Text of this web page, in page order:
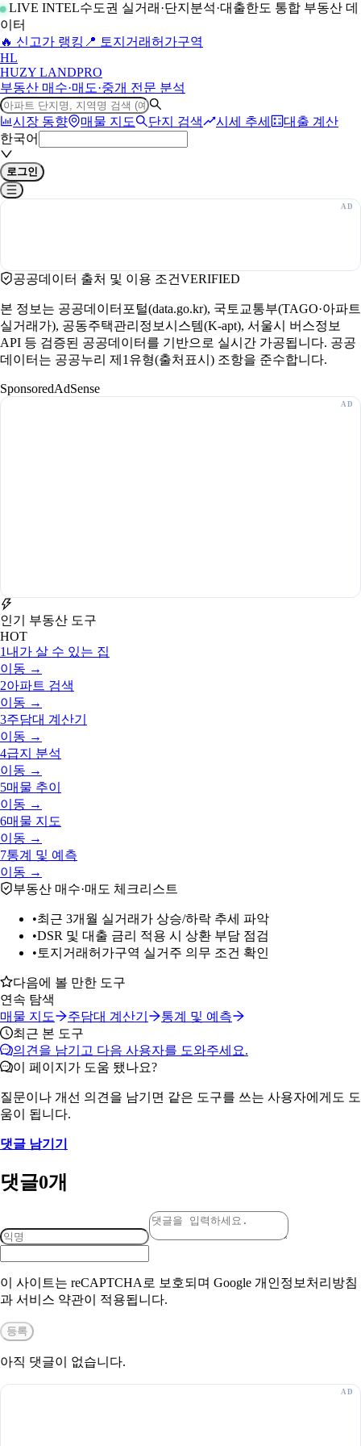
LIVE INTEL수도권 실거래·단지분석·대출한도 통합 부동산 데
이터
🔥 신고가 랭킹 📍 토지거래허가구역
HL
HUZY LANDPRO
부동산 매수·매도·중개 전문 분석
시장 동향 매물 지도 단지 검색 시세 추세
대출 계산
한국어
로그인
공공데이터 출처 및 이용 조건VERIFIED
본 정보는 공공데이터포털(data.go.kr), 국토교통부(TAGO·아파트
실거래가), 공동주택관리정보시스템(K-apt), 서울시 버스정보
API 등 검증된 공공데이터를 기반으로 실시간 가공됩니다. 공공
데이터는 공공누리 제1유형(출처표시) 조항을 준수합니다.
SponsoredAdSense
인기 부동산 도구
HOT
1 내가 살 수 있는 집
이동 →
2아파트 검색
이동 →
3주담대 계산기
이동 →
4급지 분석
이동 →
5매물 추이
이동 →
6매물 지도
이동 →
7통계 및 예측
이동 →
부동산 매수·매도 체크리스트
•최근 3개월 실거래가 상승/하락 추세 파악
•DSR 및 대출 금리 적용 시 상환 부담 점검
• 토지거래허가구역 실거주 의무 조건 확인
다음에 볼 만한 도구
연속 탐색
매물 지도
주담대 계산기
통계 및 예측
최근 본 도구
의견을 남기고 다음 사용자를 도와주세요.
이 페이지가 도움 됐나요?
질문이나 개선 의견을 남기면 같은 도구를 쓰는 사용자에게도 도
움이 됩니다.
댓글 남기기
댓글0개
이 사이트는 reCAPTCHA로 보호되며 Google 개인정보처리방침
과 서비스 약관이 적용됩니다.
등록
아직 댓글이 없습니다.